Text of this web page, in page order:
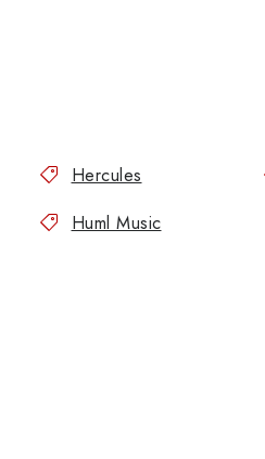
Hercules
Huml Music